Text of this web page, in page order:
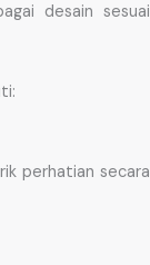
desain sesuai
perhatian secara